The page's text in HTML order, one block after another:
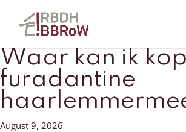
Waar kan ik
furadantine
August 9, 2026